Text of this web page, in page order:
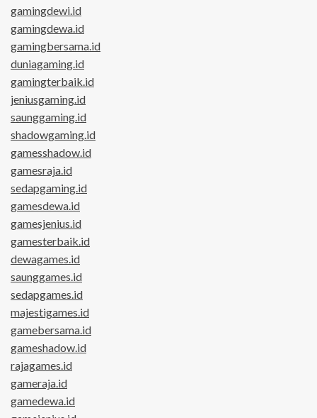
gamingdewi.id
gamingdewa.id
gamingbersama.id
duniagaming.id
gamingterbaik.id
jeniusgaming.id
saunggaming.id
shadowgaming.id
gamesshadow.id
gamesraja.id
sedapgaming.id
gamesdewa.id
gamesjenius.id
gamesterbaik.id
dewagames.id
saunggames.id
sedapgames.id
majestigames.id
gamebersama.id
gameshadow.id
rajagames.id
gameraja.id
gamedewa.id